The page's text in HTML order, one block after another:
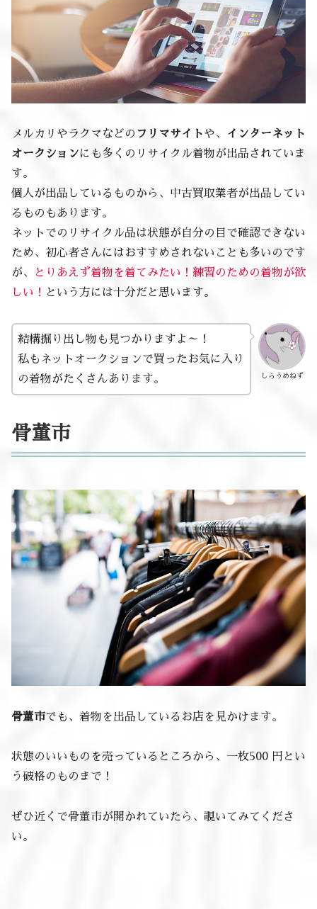
メルカリやラクマなどの フリマサイトや、
インターネット
オークションにも多くのリサイクル着物が出品されていま
す。
個人が出品しているものから、中古買取業者が出品してい
るものもあります。
ネットでのリサイクル品は状態が自分の目で確認できない
ため、初心者さんにはおすすめされないことも多いのです
が、
とりあえず着物を着てみたい！練習のための着物が欲
しい！
という方には十分だと思います。
しらうめねず
結構掘り出し物も見つかりますよ～！
私もネットオークションで買ったお気に入り
の着物がたくさんあります。
骨董市
骨董市でも、着物を出品しているお店を見かけます。
状態のいいものを売っているところから、一枚500 円とい
う破格のものまで！
ぜひ近くで骨董市が開かれていたら、覗いてみてくださ
い。